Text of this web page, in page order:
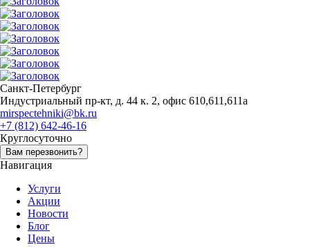
Санкт-Петербург
Индустриальный пр-кт, д. 44 к. 2, офис 610,611,611а
mirspectehniki@bk.ru
+7 (812) 642-46-16
Круглосуточно
Вам перезвонить?
Навигация
Услуги
Акции
Новости
Блог
Цены